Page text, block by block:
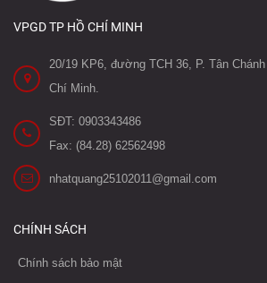
VPGD TP HỒ CHÍ MINH
20/19 KP6, đường TCH 36, P. Tân
Chí Minh.
SĐT: 0903343486
Fax: (84.28) 62562498
nhatquang25102011@gmail.com
CHÍNH SÁCH
Chính sách bảo mật